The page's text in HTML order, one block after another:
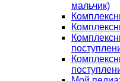
мальчик)